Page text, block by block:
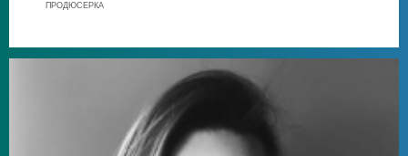
ПРОДЮСЕРКА